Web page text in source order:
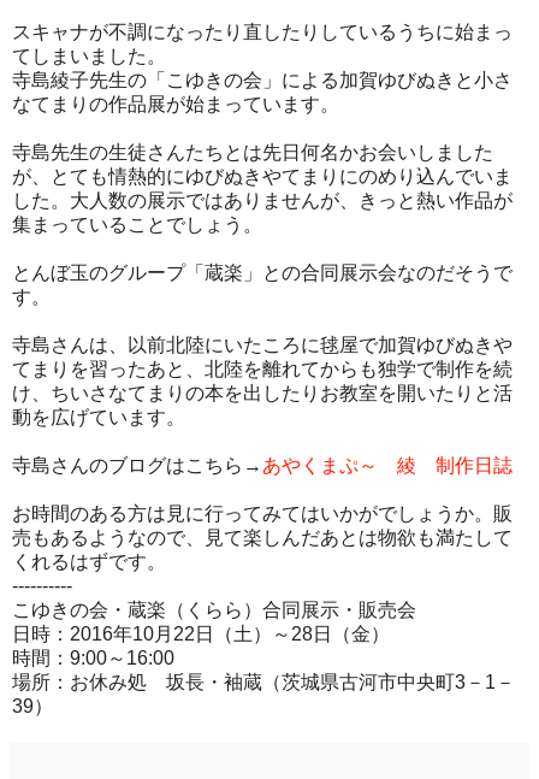
スキャナが不調になったり直したりしているうちに始まっ
てしまいました。
寺島綾子先生の「こゆきの会」による加賀ゆびぬきと小さ
なてまりの作品展が始まっています。
寺島先生の生徒さんたちとは先日何名かお会いしました
が、とても情熱的にゆびぬきやてまりにのめり込んでいま
した。大人数の展示ではありませんが、きっと熱い作品が
集まっていることでしょう。
とんぼ玉のグループ「蔵楽」との合同展示会なのだそうで
す。
寺島さんは、以前北陸にいたころに毬屋で加賀ゆびぬきや
てまりを習ったあと、北陸を離れてからも独学で制作を続
け、ちいさなてまりの本を出したりお教室を開いたりと活
動を広げています。
寺島さんのブログはこちら→ あやくまぷ～ 綾 制作日誌
お時間のある方は見に行ってみてはいかがでしょうか。販
売もあるようなので、見て楽しんだあとは物欲も満たして
くれるはずです。
----------
こゆきの会・蔵楽（くらら）合同展示・販売会
日時：2016年10月22日（土）～28日（金）
時間：9:00～16:00
場所：お休み処 坂長・袖蔵（茨城県古河市中央町3－1－
39）